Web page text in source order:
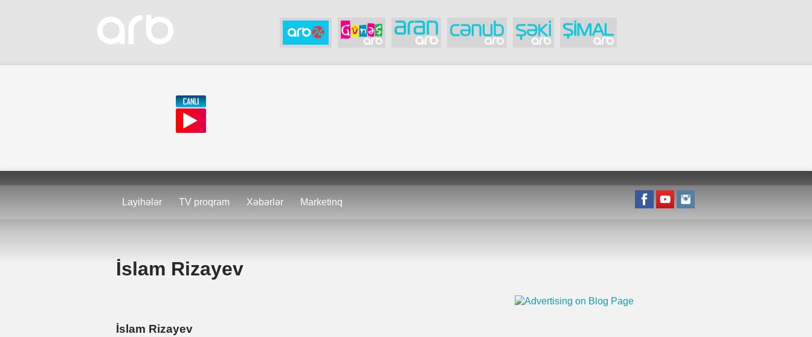
Layihələr TV proqram Xəbərlər Marketinq
İslam Rizayev
İslam Rizayev